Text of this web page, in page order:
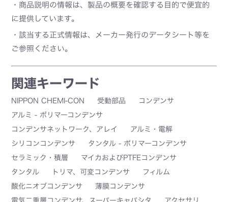
・商品説明の情報は、製品の概要を確認する目的で便宜的
に提供しています。
・該当する正式情報は、メーカー発行のデータシート等を
ご参照ください。
関連キーワード
NIPPON CHEMI-CON 受動部品
コンデンサ
アルミ - ポリマーコンデンサ
コンデンサネットワーク、アレイ
アルミ・電解
シリコンコンデンサ
タンタル - ポリマーコンデンサ
セラミック・積層
マイカおよびPTFEコンデンサ
タンタル
トリマ、可変コンデンサ
フィルム
酸化ニオブコンデンサ
薄膜コンデンサ
電気二重層コンデンサ、スーパーキャパシタ
アクセサリ